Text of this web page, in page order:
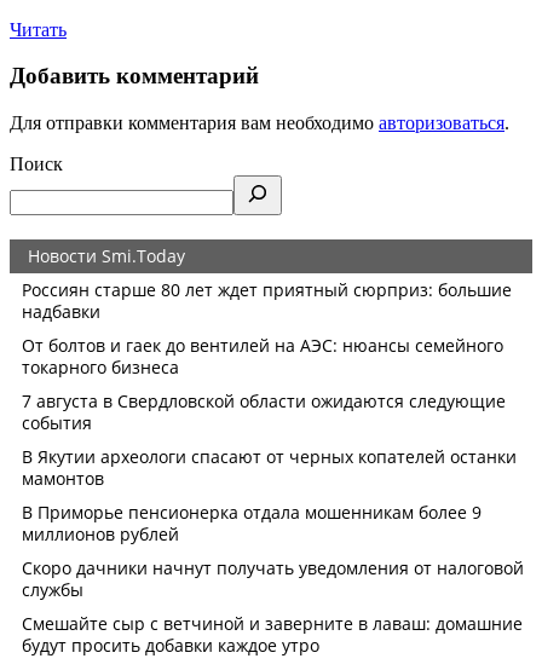
Читать
Добавить комментарий
Для отправки комментария вам необходимо авторизоваться.
Поиск